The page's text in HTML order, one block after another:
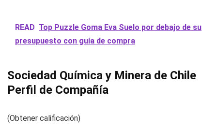
READ Top Puzzle Goma Eva Suelo por debajo de su
presupuesto con guía de compra
Sociedad Química y Minera de Chile
Perfil de Compañía
(Obtener calificación)